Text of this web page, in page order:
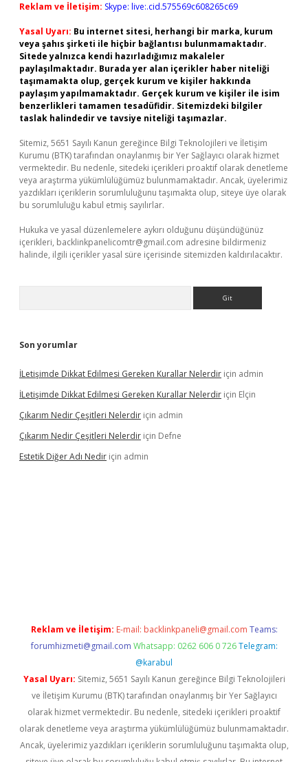
Reklam ve İletişim: Skype: live:.cid.575569c608265c69
Yasal Uyarı: Bu internet sitesi, herhangi bir marka, kurum
veya şahıs şirketi ile hiçbir bağlantısı bulunmamaktadır.
Sitede yalnızca kendi hazırladığımız makaleler
paylaşılmaktadır. Burada yer alan içerikler haber niteliği
taşımamakta olup, gerçek kurum ve kişiler hakkında
paylaşım yapılmamaktadır. Gerçek kurum ve kişiler ile isim
benzerlikleri tamamen tesadüfidir. Sitemizdeki bilgiler
taslak halindedir ve tavsiye niteliği taşımazlar.
Sitemiz, 5651 Sayılı Kanun gereğince Bilgi Teknolojileri ve İletişim
Kurumu (BTK) tarafından onaylanmış bir Yer Sağlayıcı olarak hizmet
vermektedir. Bu nedenle, sitedeki içerikleri proaktif olarak denetleme
veya araştırma yükümlülüğümüz bulunmamaktadır. Ancak, üyelerimiz
yazdıkları içeriklerin sorumluluğunu taşımakta olup, siteye üye olarak
bu sorumluluğu kabul etmiş sayılırlar.
Hukuka ve yasal düzenlemelere aykırı olduğunu düşündüğünüz
içerikleri, backlinkpanelicomtr@gmail.com adresine bildirmeniz
halinde, ilgili içerikler yasal süre içerisinde sitemizden kaldırılacaktır.
Son yorumlar
İLetişimde Dikkat Edilmesi Gereken Kurallar Nelerdir için admin
İLetişimde Dikkat Edilmesi Gereken Kurallar Nelerdir için Elçin
Çıkarım Nedir Çeşitleri Nelerdir için admin
Çıkarım Nedir Çeşitleri Nelerdir için Defne
Estetik Diğer Adı Nedir için admin
Reklam ve İletişim: E-mail: backlinkpaneli@gmail.com Teams:
forumhizmeti@gmail.com Whatsapp: 0262 606 0 726 Telegram:
@karabul
Yasal Uyarı: Sitemiz, 5651 Sayılı Kanun gereğince Bilgi Teknolojileri
ve İletişim Kurumu (BTK) tarafından onaylanmış bir Yer Sağlayıcı
olarak hizmet vermektedir. Bu nedenle, sitedeki içerikleri proaktif
olarak denetleme veya araştırma yükümlülüğümüz bulunmamaktadır.
Ancak, üyelerimiz yazdıkları içeriklerin sorumluluğunu taşımakta olup,